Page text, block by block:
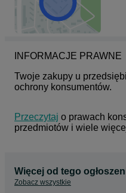
INFORMACJE PRAWNE
Twoje zakupy u
ochrony konsumentów.
Przeczytaj o prawach
przedmiotów i wiele
Więcej od tego
Zobacz wszystkie